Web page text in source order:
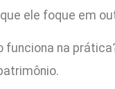
ele foque em
funciona na